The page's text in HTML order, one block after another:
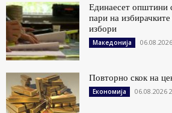
Единаесет
пари на
избори
Македонија
Повторно скок на
Економија 06.08.2026